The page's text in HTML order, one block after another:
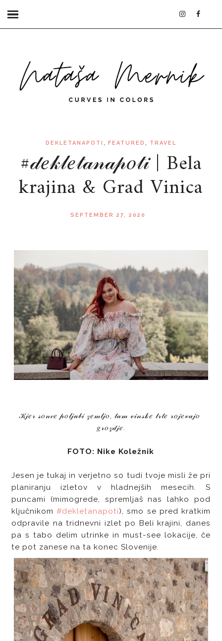
DEKLETANAPOTI FEATURED TRAVEL
#𝒹𝑒𝓀𝓁𝑒𝓉𝒶𝓃𝒶𝓅𝑜𝓉𝒾 | Bela
krajina & Grad Vinica
SEPTEMBER 27, 2020
𝒦𝒿𝑒𝓇 𝓈𝑜𝓃𝒸𝑒 𝓅𝑜𝓁𝒿𝓊𝒷𝒾 𝓏𝑒𝓂𝓁𝒿𝑜, 𝓉𝒶𝓂 𝓋𝒾𝓃𝓈𝓀𝑒 𝓉𝓇𝓉𝑒 𝓇𝑜𝒿𝑒𝓋𝒶𝒿𝑜
𝑔𝓇𝑜𝓏𝒹𝒿𝑒.
FOTO: Nike Koležnik
Jesen je tukaj in verjetno so tudi tvoje misli že pri
planiranju izletov v hladnejših mesecih. S
puncami (mimogrede, spremljaš nas lahko pod
ključnikom#dekletanapoti), smo se pred kratkim
odpravile na tridnevni izlet po Beli krajini, danes
pa s tabo delim utrinke in must-see lokacije, če
te pot zanese na ta konec Slovenije.